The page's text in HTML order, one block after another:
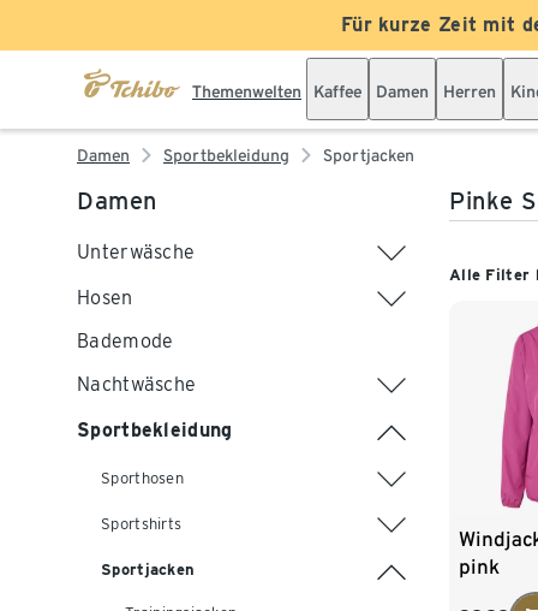
Für kurze Zeit mit
Themenwelten Kaffee Damen Herren
Damen Sportbekleidung Sportjacken
Damen
Unterwäsche
Hosen
Bademode
Nachtwäsche
Sportbekleidung
Sporthosen
Sportshirts
Sportjacken
Pinke
Alle Filter
pink